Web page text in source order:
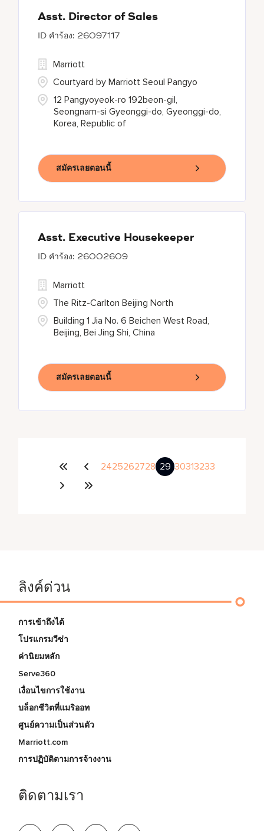
Asst. Director of Sales
26097117
12 Pangyoyeok-ro 192beon-gil,
Seongnam-si Gyeonggi-do, Gyeonggi-do,
Korea, Republic of
Marriott
Courtyard by Marriott Seoul Pangyo
สมัครเลยตอนนี้
Asst. Executive Housekeeper
26002609
Building 1 Jia No. 6 Beichen West Road,
Beijing, Bei Jing Shi, China
Marriott
The Ritz-Carlton Beijing North
สมัครเลยตอนนี้
2425262728 29 30313233
ลิงค์ด่วน
การเข้าถึงได้
โปรแกรมวีซ่า
ค่านิยมหลัก
Serve360
เงื่อนไขการใช้งาน
บล็อกชีวิตที่แมริออท
ศูนย์ความเป็นส่วนตัว
Marriott.com
การปฏิบัติตามการจ้างงาน
ติดตามเรา